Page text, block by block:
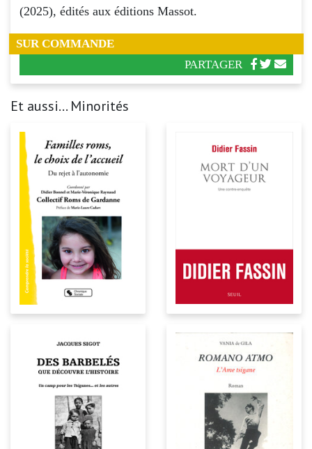
(2025), édités aux éditions Massot.
SUR COMMANDE
PARTAGER
Et aussi... Minorités